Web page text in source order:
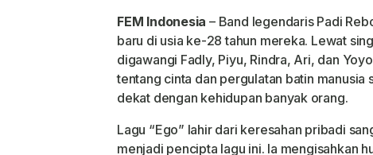
FEM Indonesia – Band legendaris Padi
baru di usia ke-28 tahun mereka. Lewat
digawangi Fadly, Piyu, Rindra, Ari, dan
tentang cinta dan pergulatan batin
dekat dengan kehidupan banyak orang.
Lagu “Ego” lahir dari keresahan pribadi
menjadi pencipta lagu ini. Ia mengisahkan